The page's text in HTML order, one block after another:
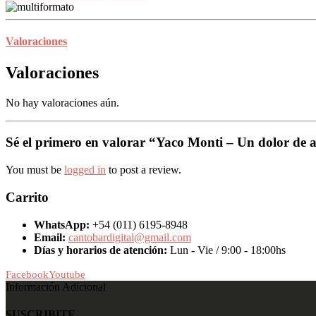
Valoraciones
Valoraciones
No hay valoraciones aún.
Sé el primero en valorar “Yaco Monti – Un dolor de
You must be logged in to post a review.
Carrito
WhatsApp: +54 (011) 6195-8948
Email: cantobardigital@gmail.com
Días y horarios de atención: Lun - Vie / 9:00 - 18:00hs
FacebookYoutube
Información Adicional